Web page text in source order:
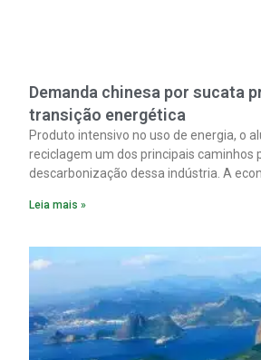
Demanda chinesa por sucata
transição energética
Produto intensivo no uso de energia, o
reciclagem um dos principais caminhos
descarbonização dessa indústria. A
material. A produção de um alumínio
insumo, a sucata, devido, sobretudo, ao
pela matéria-prima.
Leia mais »